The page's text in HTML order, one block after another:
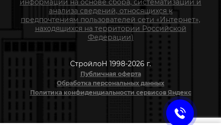
информации на основе сбора, систематизации и
анализа сведений, относящихся к
предпочтениям пользователей сети «Интернет»,
находящихся на территории Российской
Федерации)
СтройлоН 1998-2026 г.
Публичная оферта
Обработка персональных данных
Политика конфиденциальности сервисов Яндекс